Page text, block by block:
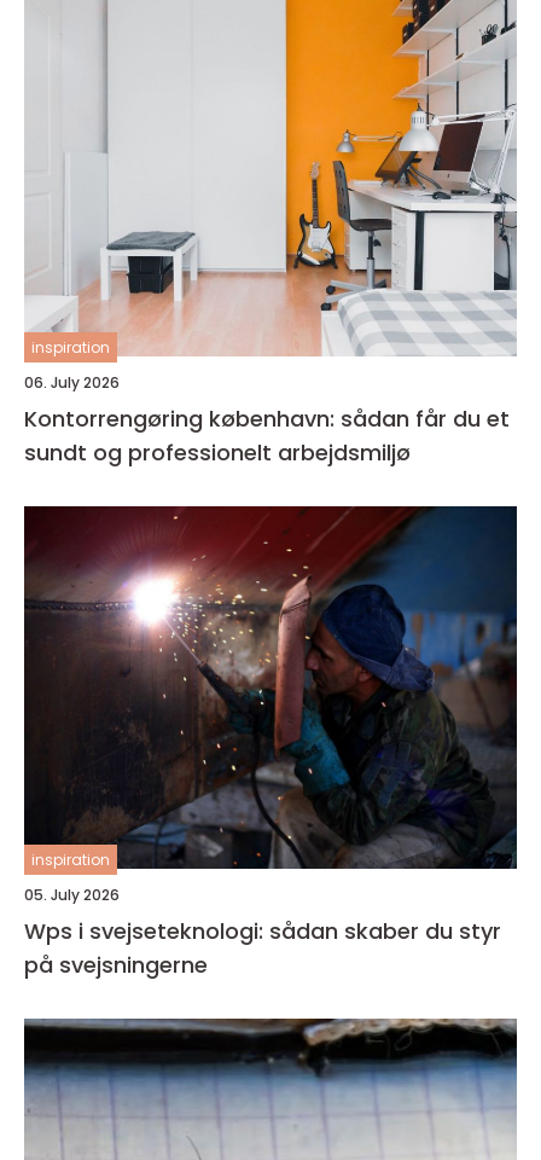
inspiration
06. July 2026
Kontorrengøring københavn: sådan får du et
sundt og professionelt arbejdsmiljø
inspiration
05. July 2026
Wps i svejseteknologi: sådan skaber du styr
på svejsningerne